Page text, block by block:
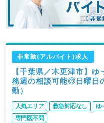
非常勤(アルバイト)求人
【千葉県／木更津市】
務週の相談可能◎日曜日
勤）
人気エリア 救急対応なし ゆ
専門医不問